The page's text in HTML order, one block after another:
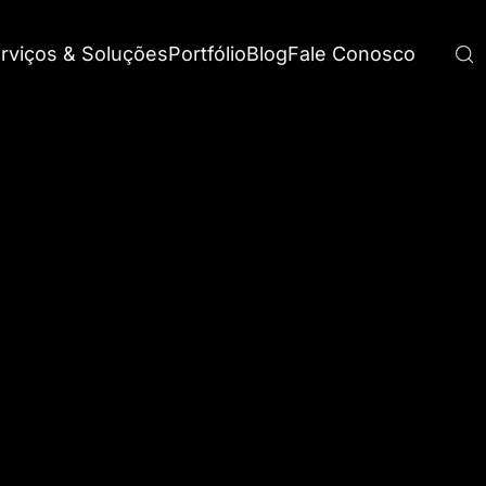
& SoluçõesPortfólioBlogFale Conosco